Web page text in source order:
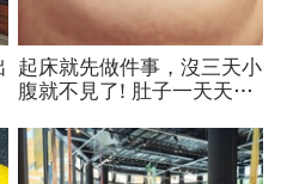
起床就先做件事，沒三天小
腹就不見了! 肚子一天天變